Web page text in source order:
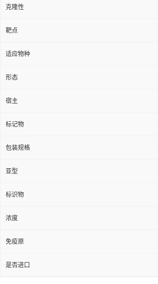
克隆性
靶点
适应物种
形态
宿主
标记物
包装规格
亚型
标识物
浓度
免疫原
是否进口